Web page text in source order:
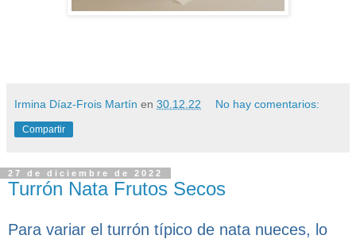
Irmina Díaz-Frois Martín en 30.12.22 No hay comentarios:
Compartir
27 de diciembre de 2022
Turrón Nata Frutos Secos
Para variar el turrón típico de nata nueces, lo